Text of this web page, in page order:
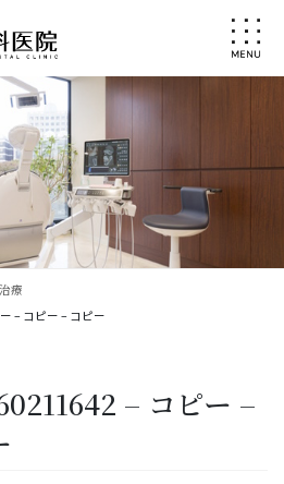
療
– コピー – コピー
– コピー –